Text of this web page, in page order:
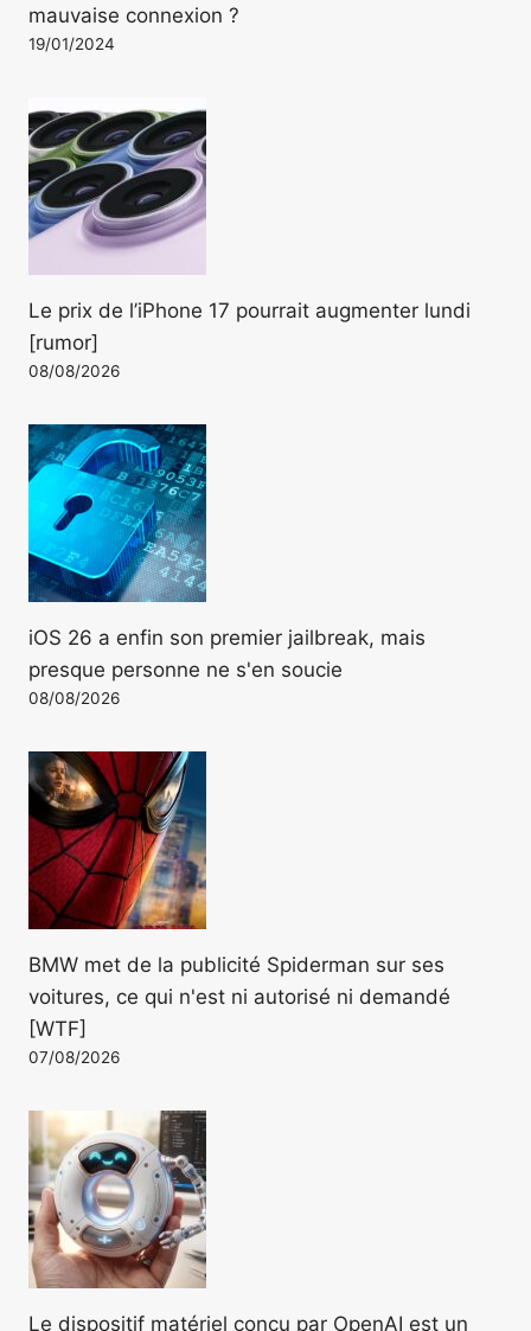
mauvaise connexion ?
19/01/2024
Le prix de l’iPhone 17 pourrait augmenter lundi
[rumor]
08/08/2026
iOS 26 a enfin son premier jailbreak, mais
presque personne ne s'en soucie
08/08/2026
BMW met de la publicité Spiderman sur ses
voitures, ce qui n'est ni autorisé ni demandé
[WTF]
07/08/2026
Le dispositif matériel conçu par OpenAI est un